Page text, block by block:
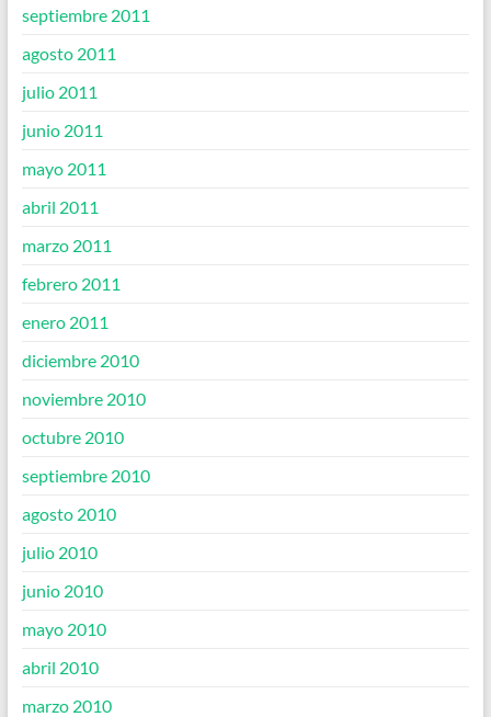
septiembre 2011
agosto 2011
julio 2011
junio 2011
mayo 2011
abril 2011
marzo 2011
febrero 2011
enero 2011
diciembre 2010
noviembre 2010
octubre 2010
septiembre 2010
agosto 2010
julio 2010
junio 2010
mayo 2010
abril 2010
marzo 2010